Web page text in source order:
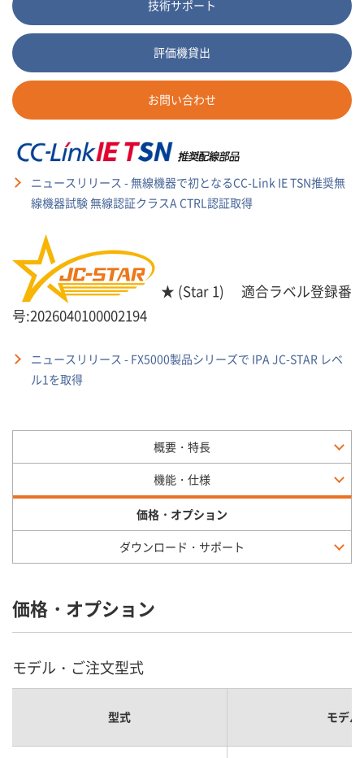
技術サポート
評価機貸出
お問い合わせ
ニュースリリース - 無線機器で初となるCC-Link IE TSN推奨無
線機器試験 無線認証クラスA CTRL認証取得
★ (Star 1) 適合ラベル登録番
号:2026040100002194
ニュースリリース - FX5000製品シリーズで IPA JC-STAR レベ
ル1を取得
概要・特長
機能・仕様
価格・オプション
ダウンロード・サポート
価格・オプション
モデル・ご注文型式
型式 モデル